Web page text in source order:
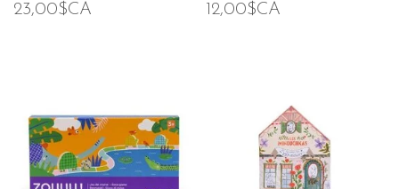
23,00$CA 12,00$CA